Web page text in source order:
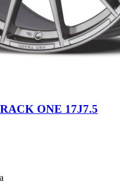
ONE 17J7.5